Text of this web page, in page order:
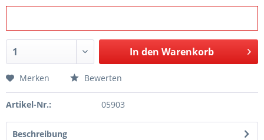
In den Warenkorb
Merken Bewerten
Artikel-Nr.: 05903
Beschreibung